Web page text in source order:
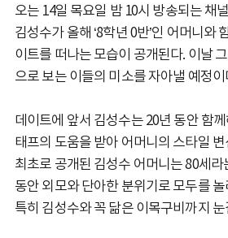
오는 14일 목요일 밤 10시 방송되는 채
김성수가 올해 ‘8학년 0반’인 어머니와
이트를 떠나는 모습이 공개된다. 이날
으로 보는 이들의 미소를 자아낼 예정이
데이트에 앞서 김성수는 20년 동안 함
태프의 도움을 받아 어머니의 스타일
최초로 공개된 김성수 어머니는 80세
동안 외모와 단아한 분위기로 모두를
특히 김성수와 꼭 닮은 이목구비까지